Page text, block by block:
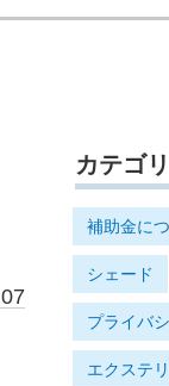
カテゴ
補助金に
シェード
プライバ
エクステ